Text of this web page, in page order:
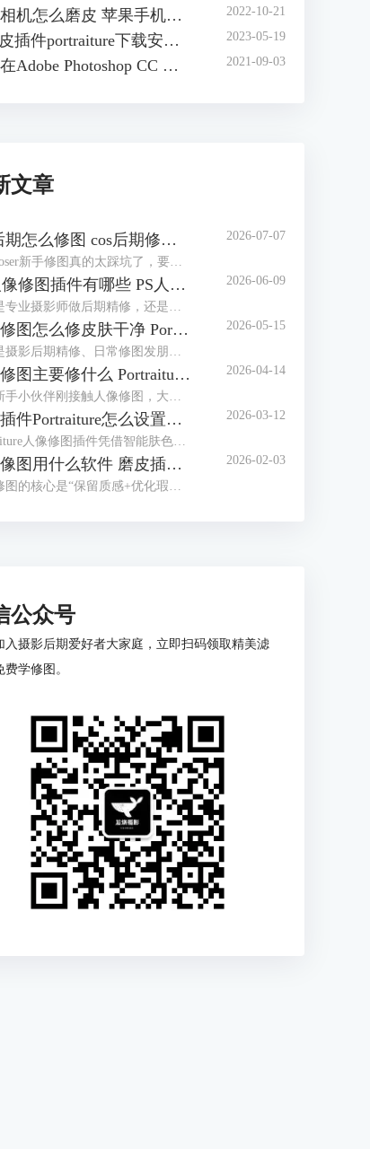
苹果相机怎么磨皮 苹果手机怎么磨皮 2022-10-21
ps磨皮插件portraiture下载安装方法 ps磨皮插件怎么用 2023-05-19
如何在Adobe Photoshop CC 安装 Portraiture 3插件 2021-09-03
文章
cos后期怎么修图 cos后期修图怎么磨皮好看 2026-07-07
PS人像修图插件有哪些 PS人像修图插件怎么用 2026-06-09
人像修图怎么修皮肤干净 Portraiture怎么修人像脸部五官 2026-05-15
人像修图主要修什么 Portraiture插件怎么用 2026-04-14
磨皮插件Portraiture怎么设置数值 Portraiture怎么保存预设 2026-03-12
修人像图用什么软件 磨皮插件Portraiture怎么用 2026-02-03
公众号
入摄影后期爱好者大家庭，立即扫码领取精美滤
费学修图。